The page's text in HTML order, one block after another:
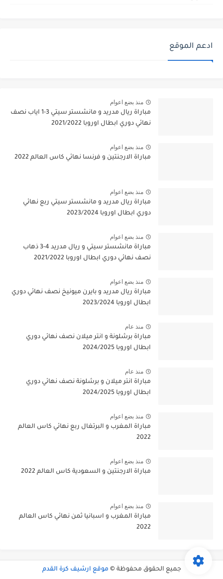
ادعم الموقع
منذ بضع اعوام
مباراة ريال مدريد و مانشستر سيتي 3-1 اياب نصف
نهائي دوري ابطال اوروبا 2021/2022
منذ بضع اعوام
مباراة الارجنتين و فرنسا نهائي كاس العالم 2022
منذ بضع اعوام
مباراة ريال مدريد و مانشستر سيتي ربع نهائي
دوري ابطال اوروبا 2023/2024
منذ بضع اعوام
مباراة مانشستر سيتي و ريال مدريد 4-3 ذهاب
نصف نهائي دوري ابطال اوروبا 2021/2022
منذ بضع اعوام
مباراة ريال مدريد و بايرن ميونيخ نصف نهائي دوري
ابطال اوروبا 2023/2024
منذ عام
مباراة برشلونة و انتر ميلان نصف نهائي دوري
ابطال اوروبا 2024/2025
منذ عام
مباراة انتر ميلان و برشلونة نصف نهائي دوري
ابطال اوروبا 2024/2025
منذ بضع اعوام
مباراة المغرب و البرتغال ربع نهائي كاس العالم
2022
منذ بضع اعوام
مباراة الارجنتين و السعودية كاس العالم 2022
منذ بضع اعوام
مباراة المغرب و اسبانيا ثمن نهائي كاس العالم
2022
جميع الحقوق محفوظة © موقع ارشيف كرة القدم